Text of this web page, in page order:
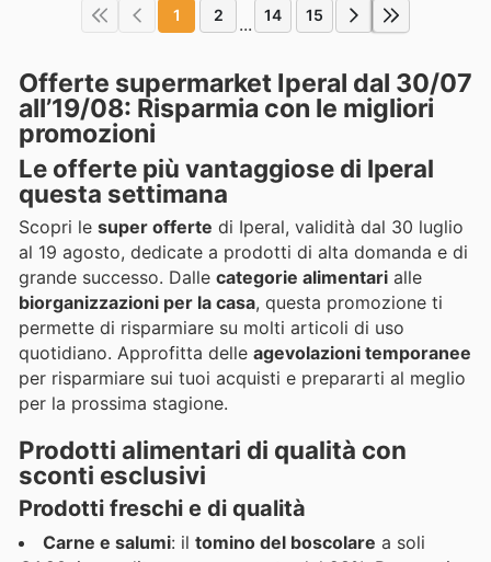
1 2 ... 14 15
Offerte supermarket Iperal dal 30/07
all’19/08: Risparmia con le migliori
promozioni
Le offerte più vantaggiose di Iperal
questa settimana
Scopri le super offerte di Iperal, validità dal 30 luglio
al 19 agosto, dedicate a prodotti di alta domanda e di
grande successo. Dalle categorie alimentari alle
biorganizzazioni per la casa, questa promozione ti
permette di risparmiare su molti articoli di uso
quotidiano. Approfitta delle agevolazioni temporanee
per risparmiare sui tuoi acquisti e prepararti al meglio
per la prossima stagione.
Prodotti alimentari di qualità con
sconti esclusivi
Prodotti freschi e di qualità
Carne e salumi: il tomino del boscolare a soli